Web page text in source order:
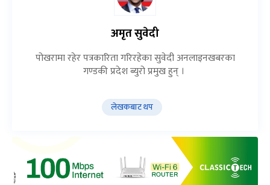
अमृत सुवेदी
पोखरामा रहेर पत्रकारिता गरिरहेका सुवेदी अनलाइनखबरका
गण्डकी प्रदेश ब्युरो प्रमुख हुन् ।
लेखकबाट थप